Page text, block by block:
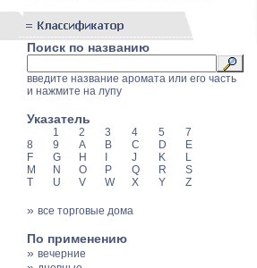
Поиск по названию
введите название аромата или его часть
и нажмите на лупу
Указатель
1 2 3 4 5
7
8
9 A B C D
E
F
G H J K
L
M
N O P Q R
S
T
U V W X Y Z
» все торговые дома
По применению
» вечерние